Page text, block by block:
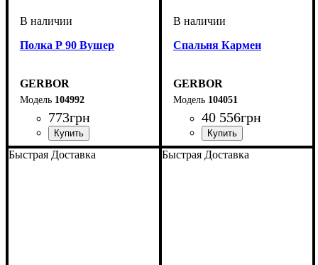
Полка Р 90 Вушер
GERBOR
104992
773грн
Спальня Кармен
GERBOR
104051
40 556грн
Быстрая Доставка Быстрая Доставка